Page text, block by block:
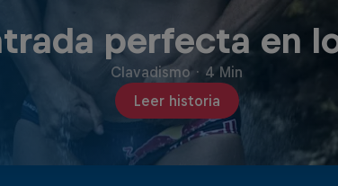
perfecta en
Leer historia
Clavadismo · 4 Min